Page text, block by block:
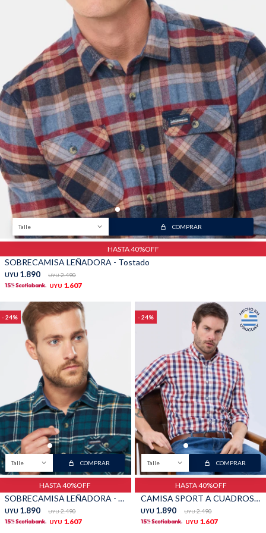
Talle COMPRAR
HASTA 40%OFF
SOBRECAMISA LEÑADORA - Tostado
UYU 1.890 UYU 2.490
UYU 1.607
24
Talle COMPRAR
HASTA 40%OFF
SOBRECAMISA LEÑADORA - Verde ingles
UYU 1.890 UYU 2.490
UYU 1.607
24
Talle COMPRAR
HASTA 40%OFF
CAMISA SPORT A CUADROS - Rojo
UYU 1.890 UYU 2.490
UYU 1.607
Trabaja con nosotros